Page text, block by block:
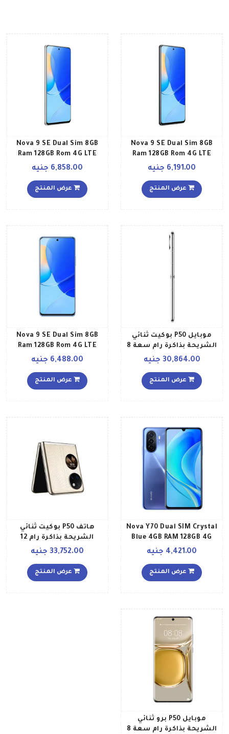
Nova 9 SE Dual Sim 8GB
Ram 128GB Rom 4G LTE
Midnight Black
6,191.00 جنيه
عرض المنتج
Nova 9 SE Dual Sim 8GB
Ram 128GB Rom 4G LTE
Pearl White
6,858.00 جنيه
عرض المنتج
موبايل P50 بوكيت ثنائي
الشريحة بذاكرة رام سعة 8
جيجابايت وذاكرة داخلية
الشرق الأوسط، لون أبيض
30,864.00 جنيه
عرض المنتج
Nova 9 SE Dual Sim 8GB
Ram 128GB Rom 4G LTE
Crystal Blue
6,488.00 جنيه
عرض المنتج
Nova Y70 Dual SIM Crystal
Blue 4GB RAM 128GB 4G
Middle East Version
4,421.00 جنيه
عرض المنتج
هاتف P50 بوكيت ثنائي
الشريحة بذاكرة رام 12
الشرق الأوسط
33,752.00 جنيه
عرض المنتج
موبايل P50 برو ثنائي
الشريحة بذاكرة رام سعة 8